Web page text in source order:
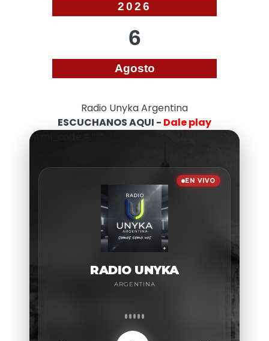
2026
6
Agosto
Radio Unyka Argentina
ESCUCHANOS AQUI - Dale play